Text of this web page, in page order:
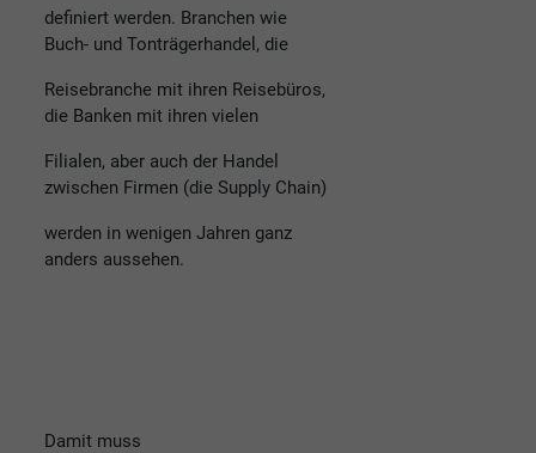
definiert werden. Branchen wie
Buch- und Tonträgerhandel, die
Reisebranche mit ihren Reisebüros,
die Banken mit ihren vielen
Filialen, aber auch der Handel
zwischen Firmen (die Supply Chain)
werden in wenigen Jahren ganz
anders aussehen.
Damit muss